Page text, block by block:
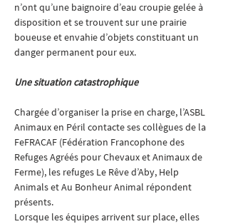
n’ont qu’une baignoire d’eau croupie gelée à
disposition et se trouvent sur une prairie
boueuse et envahie d’objets constituant un
danger permanent pour eux.
Une situation catastrophique
Chargée d’organiser la prise en charge, l’ASBL
Animaux en Péril contacte ses collègues de la
FeFRACAF (Fédération Francophone des
Refuges Agréés pour Chevaux et Animaux de
Ferme), les refuges Le Rêve d’Aby, Help
Animals et Au Bonheur Animal répondent
présents.
Lorsque les équipes arrivent sur place, elles